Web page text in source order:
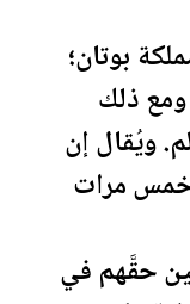
بوتان؛
ومع ذلك
ويُقال إن
خمس مرات
حقَّهم في